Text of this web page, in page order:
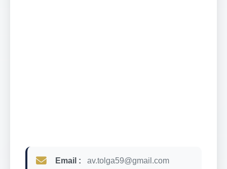
Email : av.tolga59@gmail.com